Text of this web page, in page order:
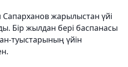
жарылыстан үйі
Бір жылдан бері баспанасы
туыстарының үйін